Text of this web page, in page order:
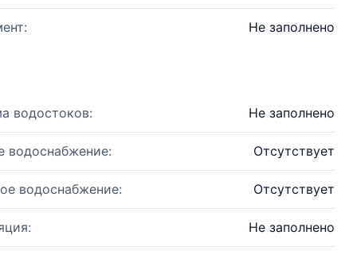
Не заполнено
водостоков: Не заполнено
водоснабжение: Отсутствует
водоснабжение: Отсутствует
Не заполнено